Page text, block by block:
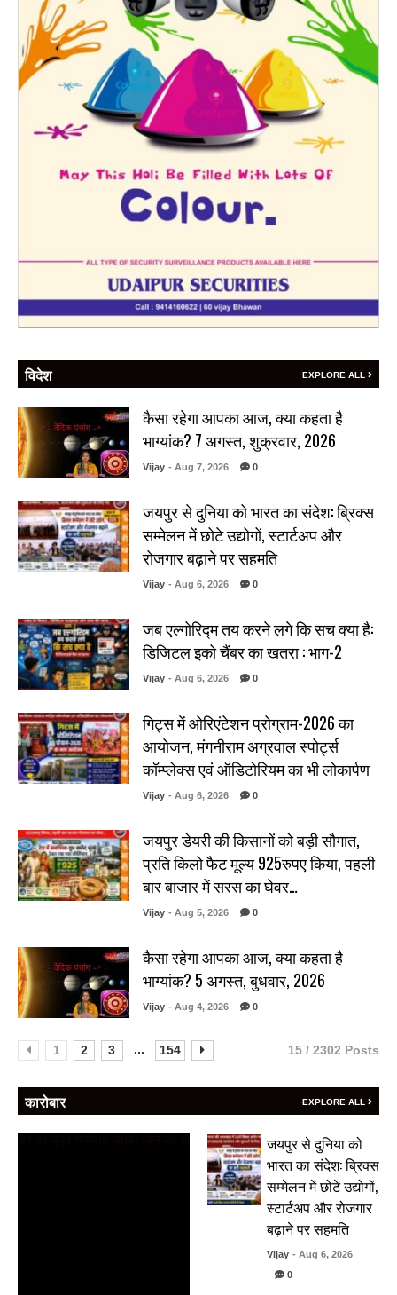
विदेश EXPLORE ALL
कैसा रहेगा आपका आज, क्या कहता है
भाग्यांक? 7 अगस्त, शुक्रवार, 2026
Vijay - Aug 7, 2026 0
जयपुर से दुनिया को भारत का संदेश: ब्रिक्स
सम्मेलन में छोटे उद्योगों, स्टार्टअप और
रोजगार बढ़ाने पर सहमति
Vijay - Aug 6, 2026 0
जब एल्गोरिद्म तय करने लगे कि सच क्या है:
डिजिटल इको चैंबर का खतरा : भाग-2
Vijay - Aug 6, 2026 0
गिट्स में ओरिएंटेशन प्रोग्राम-2026 का
आयोजन, मंगनीराम अग्रवाल स्पोर्ट्स
कॉम्प्लेक्स एवं ऑडिटोरियम का भी लोकार्पण
Vijay - Aug 6, 2026 0
जयपुर डेयरी की किसानों को बड़ी सौगात,
प्रति किलो फैट मूल्य 925रुपए किया, पहली
बार बाजार में सरस का घेवर…
Vijay - Aug 5, 2026 0
कैसा रहेगा आपका आज, क्या कहता है
भाग्यांक? 5 अगस्त, बुधवार, 2026
Vijay - Aug 4, 2026 0
1 2 3 ... 154 15 / 2302 Posts
कारोबार EXPLORE ALL
जयपुर से दुनिया को
भारत का संदेश: ब्रिक्स
सम्मेलन में छोटे उद्योगों,
स्टार्टअप और रोजगार
बढ़ाने पर सहमति
Vijay - Aug 6, 2026
0